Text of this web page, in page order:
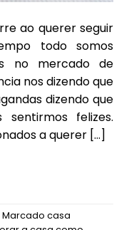
ao querer seguir
todo somos
no mercado de
nos dizendo que
dizendo que
felizes.
a querer […]
Marcado casa